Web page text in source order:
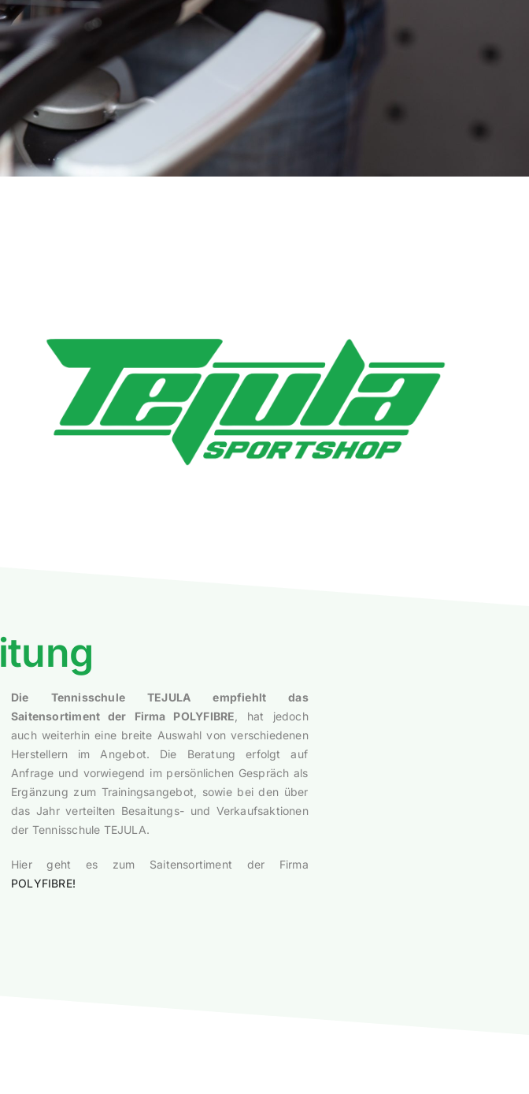
Die Tennisschule TEJULA empfiehlt das
Saitensortiment der Firma POLYFIBRE , hat jedoch
auch weiterhin eine breite Auswahl von verschiedenen
Herstellern im Angebot. Die Beratung erfolgt auf
Anfrage und vorwiegend im persönlichen Gespräch als
Ergänzung zum Trainingsangebot, sowie bei den über
das Jahr verteilten Besaitungs- und Verkaufsaktionen
der Tennisschule TEJULA.
Hier geht es zum Saitensortiment der Firma
POLYFIBRE!